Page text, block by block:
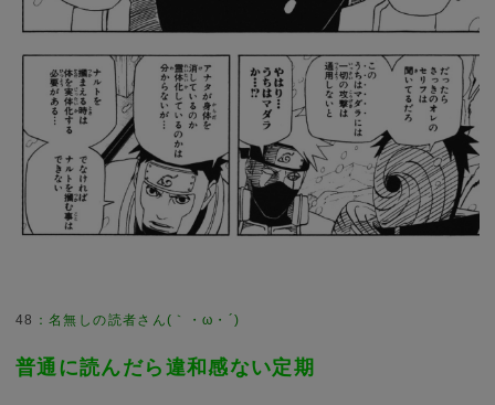
48
普通に読んだら違和感ない定期